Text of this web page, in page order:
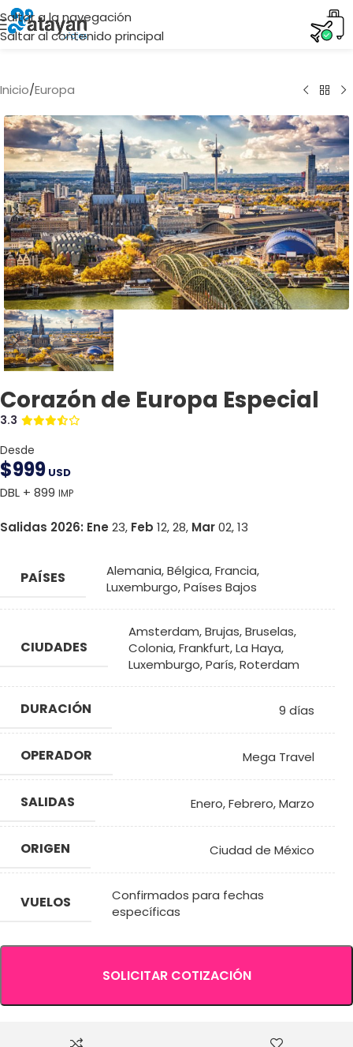
Saltar a la navegación
Saltar al contenido principal
Inicio/Europa
Corazón de Europa Especial
3.3
Desde
$999 USD
DBL + 899 IMP
Salidas 2026: Ene 23, Feb 12, 28, Mar02, 13
PAÍSES Alemania,Bélgica,Francia,
Luxemburgo,Países Bajos
CIUDADES
Amsterdam,Brujas,Bruselas,
Colonia,Frankfurt,La Haya,
Luxemburgo,París,Roterdam
DURACIÓN 9 días
OPERADOR Mega Travel
SALIDAS Enero,Febrero,Marzo
ORIGEN Ciudad de México
VUELOS
Confirmados para fechas
específicas
SOLICITAR COTIZACIÓN